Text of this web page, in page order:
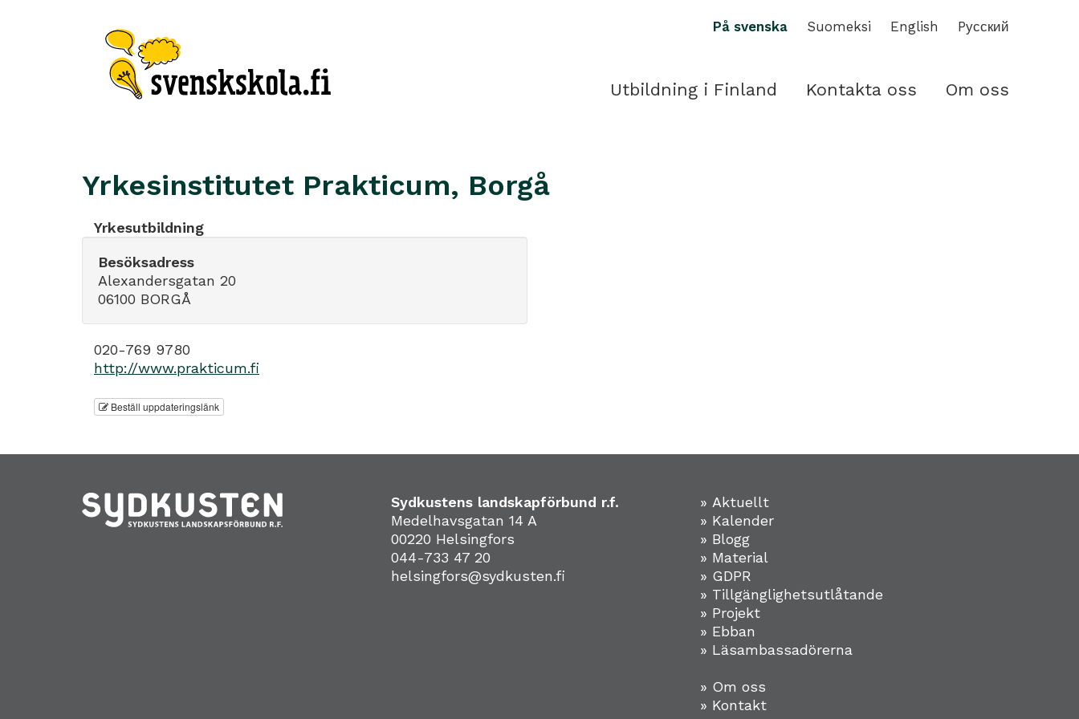
På svenska Suomeksi English Pусский
Utbildning i Finland Kontakta oss Om oss
Yrkesinstitutet Prakticum, Borgå
Yrkesutbildning
Besöksadress
Alexandersgatan 20
06100 BORGÅ
020-769 9780
http://www.prakticum.fi
Beställ uppdateringslänk
Sydkustens landskapförbund r.f.
Medelhavsgatan 14 A
00220 Helsingfors
044-733 47 20
helsingfors@sydkusten.fi
» Aktuellt
» Kalender
» Blogg
» Material
» GDPR
» Tillgänglighetsutlåtande
» Projekt
» Ebban
» Läsambassadörerna
» Om oss
» Kontakt